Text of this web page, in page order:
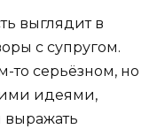
выглядит в
с супругом.
то серьёзном, но
идеями,
выражать